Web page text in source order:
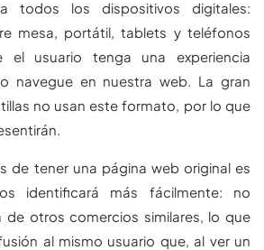
todos los dispositivos digitales:
mesa, portátil, tablets y teléfonos
el usuario tenga una experiencia
navegue en nuestra web. La gran
no usan este formato, por lo que
de tener una página web original es
identificará más fácilmente: no
de otros comercios similares, lo que
al mismo usuario que, al ver un